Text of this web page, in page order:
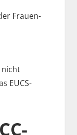
Frauen-
nicht
EUCS-